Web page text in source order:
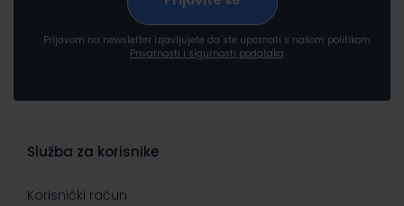
Prijavom na newsletter izjavljujete da ste upoznati s našom politikom
Privatnosti i sigurnosti podataka
Služba za korisnike
Korisnički račun